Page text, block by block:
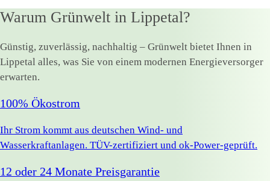
Warum Grünwelt in Lippetal?
Günstig, zuverlässig, nachhaltig – Grünwelt bietet Ihnen in
Lippetal alles, was Sie von einem modernen Energieversorger
erwarten.
100% Ökostrom
Ihr Strom kommt aus deutschen Wind- und
Wasserkraftanlagen. TÜV-zertifiziert und ok-Power-geprüft.
12 oder 24 Monate Preisgarantie